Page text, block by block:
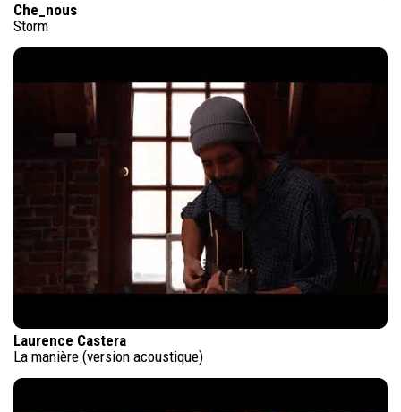
Che_nous
Storm
Laurence Castera
La manière (version acoustique)